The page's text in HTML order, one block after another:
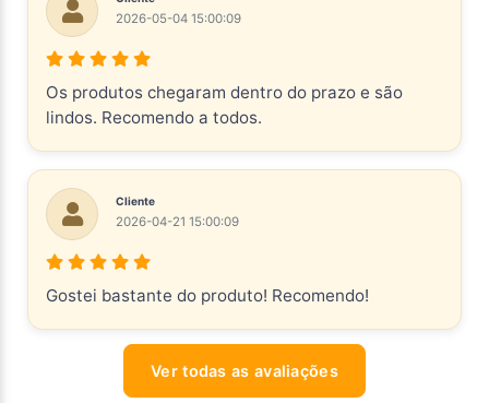
2026-05-04 15:00:09
Os produtos chegaram dentro do prazo e são
lindos. Recomendo a todos.
Cliente
2026-04-21 15:00:09
Gostei bastante do produto! Recomendo!
Ver todas as avaliações